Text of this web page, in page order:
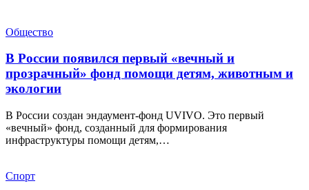
Общество
В России появился первый «вечный и
прозрачный» фонд помощи детям, животным и
экологии
В России создан эндаумент-фонд UVIVO. Это первый
«вечный» фонд, созданный для формирования
инфраструктуры помощи детям,…
Спорт